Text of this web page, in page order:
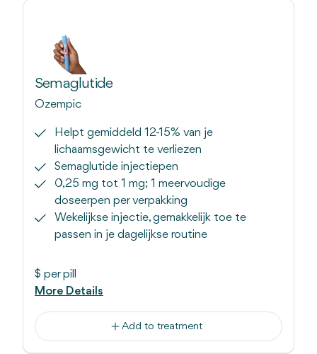
Semaglutide
Ozempic
Helpt gemiddeld 12-15% van je
lichaamsgewicht te verliezen
Semaglutide injectiepen
0,25 mg tot 1 mg; 1 meervoudige
doseerpen per verpakking
Wekelijkse injectie, gemakkelijk toe te
passen in je dagelijkse routine
$ per pill
More Details
Add to treatment